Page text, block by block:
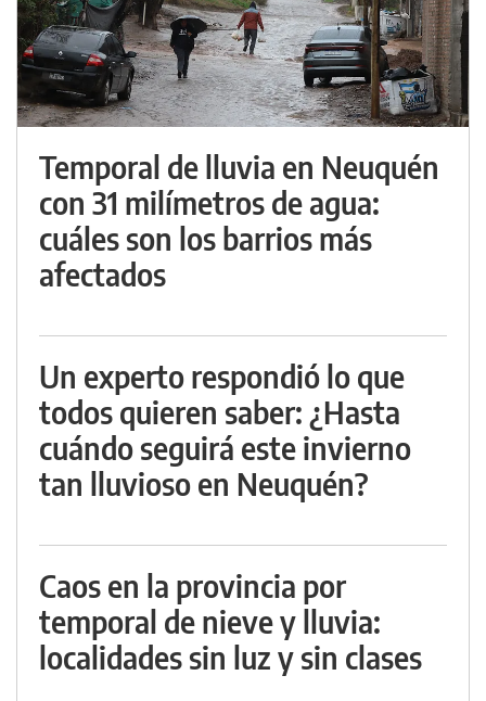
Temporal de lluvia en Neuquén
con 31 milímetros de agua:
cuáles son los barrios más
afectados
Un experto respondió lo que
todos quieren saber: ¿Hasta
cuándo seguirá este invierno
tan lluvioso en Neuquén?
Caos en la provincia por
temporal de nieve y lluvia:
localidades sin luz y sin clases